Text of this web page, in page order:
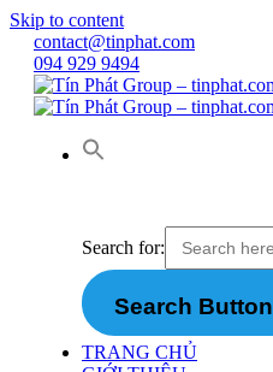
Skip to content
contact@tinphat.com
094 929 9494
Search for:
Search Button
TRANG CHỦ